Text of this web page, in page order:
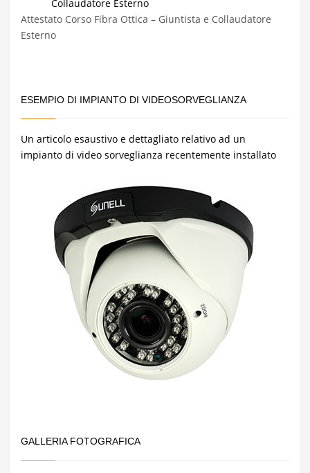
Attestato Corso Fibra Ottica – Giuntista e Collaudatore
Esterno
ESEMPIO DI IMPIANTO DI VIDEOSORVEGLIANZA
Un articolo esaustivo e dettagliato relativo ad un
impianto di video sorveglianza recentemente installato
GALLERIA FOTOGRAFICA